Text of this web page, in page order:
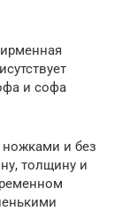
и софа
и без
толщину и